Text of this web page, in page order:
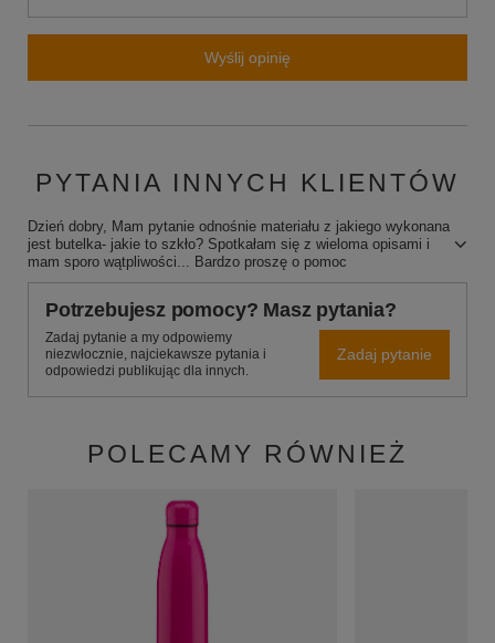
Wyślij opinię
PYTANIA INNYCH KLIENTÓW
Dzień dobry, Mam pytanie odnośnie materiału z jakiego wykonana
jest butelka- jakie to szkło? Spotkałam się z wieloma opisami i
mam sporo wątpliwości... Bardzo proszę o pomoc
Potrzebujesz pomocy? Masz pytania?
Zadaj pytanie a my odpowiemy
niezwłocznie, najciekawsze pytania i
odpowiedzi publikując dla innych.
Zadaj pytanie
POLECAMY RÓWNIEŻ